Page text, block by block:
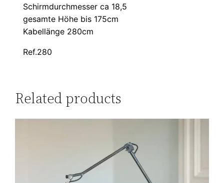
Schirmdurchmesser ca 18,5
gesamte Höhe bis 175cm
Kabellänge 280cm
Ref.280
Related products